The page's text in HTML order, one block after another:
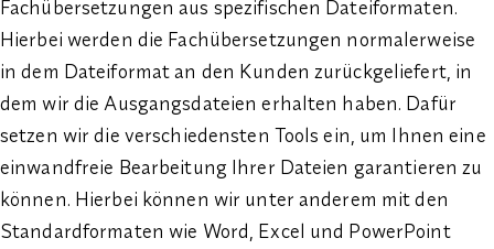
Fachübersetzungen aus spezifischen Dateiformaten.
Hierbei werden die Fachübersetzungen normalerweise
in dem Dateiformat an den Kunden zurückgeliefert, in
dem wir die Ausgangsdateien erhalten haben. Dafür
setzen wir die verschiedensten Tools ein, um Ihnen eine
einwandfreie Bearbeitung Ihrer Dateien garantieren zu
können. Hierbei können wir unter anderem mit den
Standardformaten wie Word, Excel und PowerPoint